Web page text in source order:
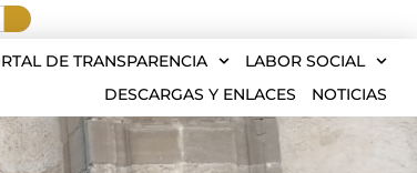
DE TRANSPARENCIA
LABOR SOCIAL
DESCARGAS Y ENLACES
NOTICIAS